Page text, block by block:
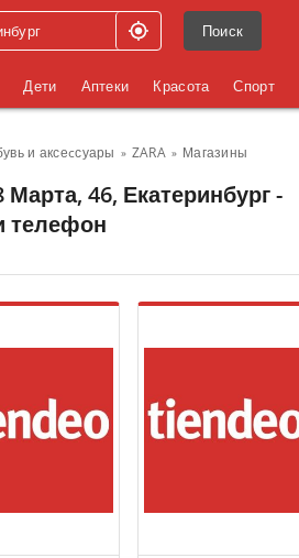
Поиск
Дети Аптеки Красота Спорт
и аксеcсуары ZARA Магазины
46, Екатеринбург -
телефон